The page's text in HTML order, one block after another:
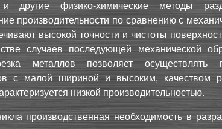
другие физико-химические методы
производительности по сравнению с
высокой точности и чистоты
случаев последующей механической
металлов позволяет осуществлять
с малой шириной и высоким, качеством
низкой производительностью.
производственная необходимость в